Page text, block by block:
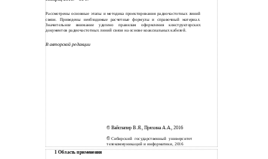
Рассмотрены основные этапы и методика проектирования радиочастотных линий
связи. Приведены необходимые расчетные формулы и справочный материал.
Значительное внимание уделено правилам оформления конструкторских
документов радиочастотных линий связи на основе коаксиальных кабелей.
В авторской редакции
© Вайспапир В.Я., Пряхина А.А., 2016
© Сибирский государственный университет
телекоммуникаций и информатики, 2016
1 Область применения